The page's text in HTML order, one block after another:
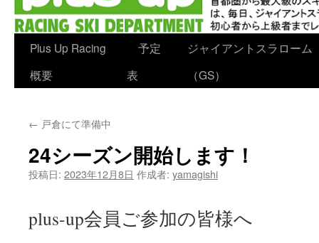
ン
ン
ツ
へ
Plus Up Racing
概要
予定
表
ジャイアントスラローム
（GS）
← 戸倉にて準備中
24シーズン開始します！
投稿日: 2023年12月8日 作成者: yamagishi
plus-up会員ご参加の皆様へ